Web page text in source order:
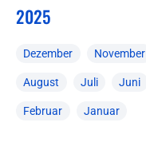
2025
Dezember November
August Juli Juni
Februar Januar